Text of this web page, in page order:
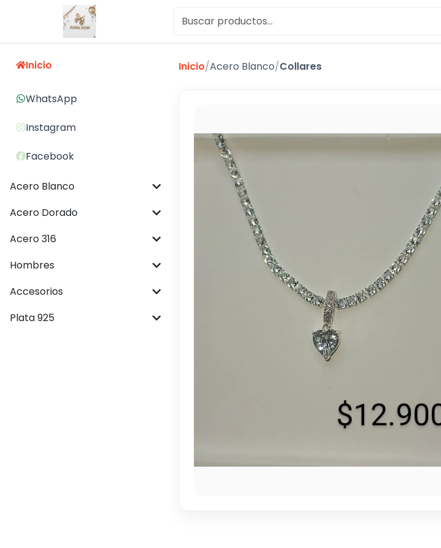
Inicio
WhatsApp
Instagram
Facebook
Acero Blanco
Acero Dorado
Acero 316
Hombres
Accesorios
Plata 925
Inicio/Acero Blanco/Collares